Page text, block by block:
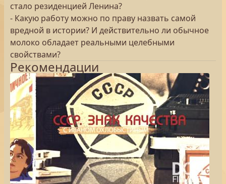
стало резиденцией Ленина?
- Какую работу можно по праву назвать самой
вредной в истории? И действительно ли обычное
молоко обладает реальными целебными
свойствами?
Рекомендации